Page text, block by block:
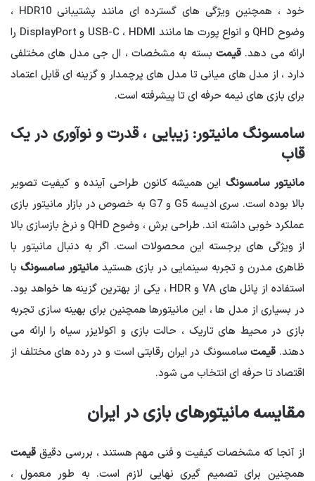
خود ، همچنین ویژگی های گسترده ای مانند پشتیبانی HDR10 ،
وضوح QHD و انواع پورت ها مانند USB-C ، HDMI و DisplayPort را
ارائه می دهد. قیمت بسته به مشخصات ، ال جی مدل های مختلفی
دارد ، از مدل های میانی تا مدل های پرچمدار و گزینه ای قابل اعتماد
برای بازی های نیمه حرفه ای تا پیشرفته است.
سامسونگ مانیتور: زیبایی ، قدرت و نوآوری در یک
قاب
مانیتور سامسونگ این همیشه کانون طراحی آینده و کیفیت تصویر
بالا بوده است. سری ادیسه G5 و G7 به خصوص در بازار مانیتور بازی
عملکرد خوبی داشته اند. طراحی برش ، وضوح QHD و نرخ بازسازی بالا
از ویژگی های برجسته این محصولات است. اگر به دنبال مانیتور با
ظاهری مدرن و تجربه سینمایی در بازی هستید مانیتور سامسونگ با
استفاده از پانل های VA و HDR ، یکی از بهترین گزینه ها خواهد بود.
در بسیاری از مدل ها ، این مانیتورها همچنین برای بهینه سازی تجربه
بازی در محیط های تاریک ، حالت بازی و اکولایزر سیاه را ارائه می
دهند. قیمتسامسونگ در ایران رقابتی است و در رده های مختلف از
اقتصاد تا حرفه ای انتخاب می شود.
مقایسه مانیتورهای بازی در ایران
از آنجا که مشخصات کیفیت و فنی مهم هستند ، بررسی دقیق قیمت
همچنین برای تصمیم گیری نهایی لازم است. به طور معمول ،